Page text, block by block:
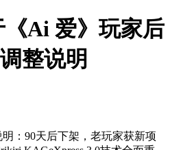
《Ai 爱》玩家后
整说明
：90天后下架，老玩家获新项